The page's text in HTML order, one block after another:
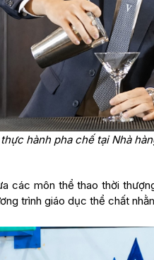
hành pha chế tại Nhà
các môn thể thao thời
trình giáo dục thể chất